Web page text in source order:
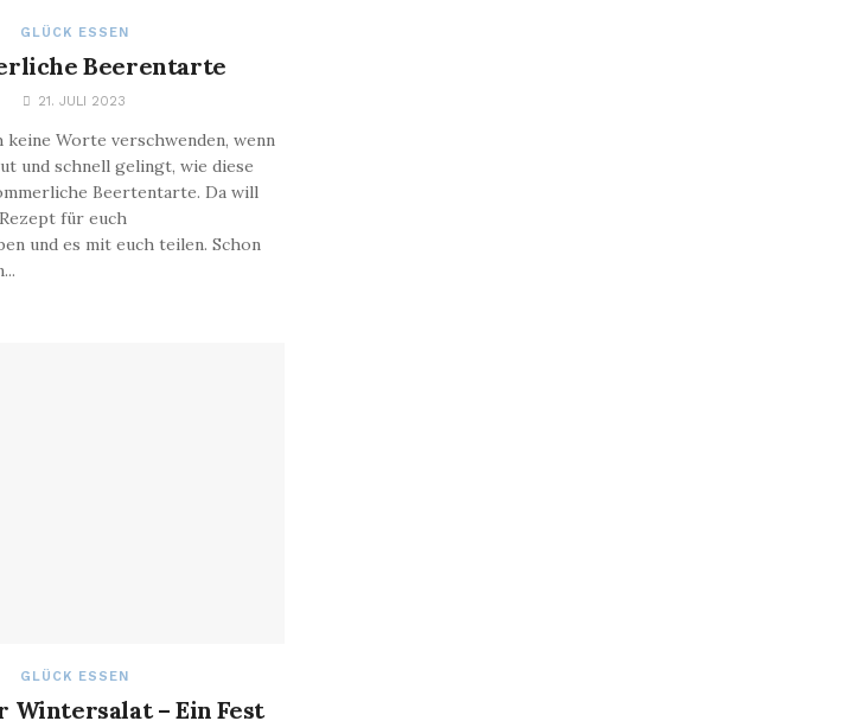
GLÜCK ESSEN
Beerentarte
21. JULI 2023
keine Worte verschwenden, wenn
und schnell gelingt, wie diese
Beertentarte. Da will
für euch
und es mit euch teilen. Schon
GLÜCK ESSEN
Wintersalat – Ein Fest